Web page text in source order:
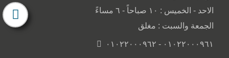
الاحد - الخميس : ١٠ صباحاً - ٦ مساءً
الجمعة والسبت : مغلق
٠١٠٢٢٠٠٠٩٦١ - ٠١٠٢٢٠٠٠٩٦٢